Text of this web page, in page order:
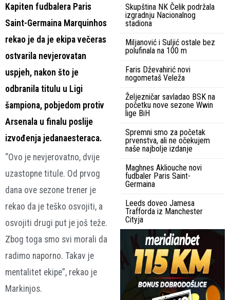
Kapiten fudbalera Paris
Saint-Germaina Marquinhos
rekao je da je ekipa večeras
ostvarila nevjerovatan
uspjeh, nakon što je
odbranila titulu u Ligi
šampiona, pobjedom protiv
Arsenala u finalu poslije
izvođenja jedanaesteraca.
“Ovo je nevjerovatno, dvije
uzastopne titule. Od prvog
dana ove sezone trener je
rekao da je teško osvojiti, a
osvojiti drugi put je još teže.
Zbog toga smo svi morali da
radimo naporno. Takav je
mentalitet ekipe”, rekao je
Markinjos.
Skupština NK Čelik podržala
izgradnju Nacionalnog
stadiona
Miljanović i Suljić ostale bez
polufinala na 100 m
Faris Dževahirić novi
nogometaš Veleža
Željezničar savladao BSK na
početku nove sezone Wwin
lige BiH
Spremni smo za početak
prvenstva, ali ne očekujem
naše najbolje izdanje
Maghnes Akliouche novi
fudbaler Paris Saint-
Germaina
Leeds doveo Jamesa
Trafforda iz Manchester
Cityja